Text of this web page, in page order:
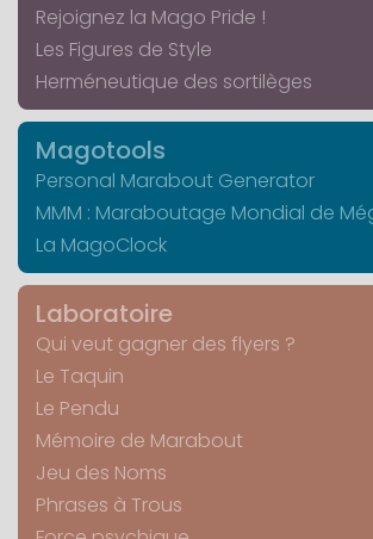
Rejoignez la Mago Pride !
Les Figures de Style
Herméneutique des sortilèges
Magotools
Personal Marabout Generator
MMM : Maraboutage Mondial de
La MagoClock
Laboratoire
Qui veut gagner des flyers ?
Le Taquin
Le Pendu
Mémoire de Marabout
Jeu des Noms
Phrases à Trous